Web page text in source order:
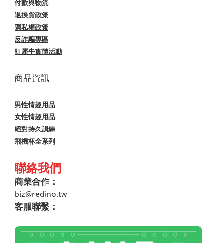
付款與物流
退換貨政策
隱私權政策
反詐騙專區
紅犀牛實體活動
商品資訊
男性情趣用品
女性情趣用品
絕對持久訓練
飛機杯全系列
聯絡我們
商業合作：
biz@redino.tw
客服聯繫：